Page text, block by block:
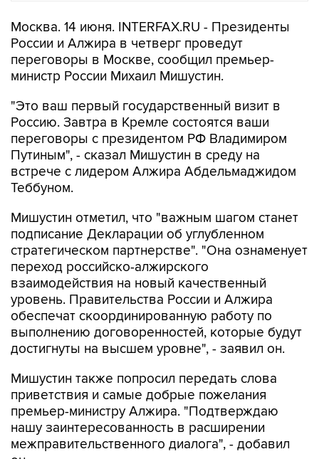
Москва. 14 июня. INTERFAX.RU - Президенты
России и Алжира в четверг проведут
переговоры в Москве, сообщил премьер-
министр России Михаил Мишустин.
"Это ваш первый государственный визит в
Россию. Завтра в Кремле состоятся ваши
переговоры с президентом РФ Владимиром
Путиным", - сказал Мишустин в среду на
встрече с лидером Алжира Абдельмаджидом
Теббуном.
Мишустин отметил, что "важным шагом станет
подписание Декларации об углубленном
стратегическом партнерстве". "Она ознаменует
переход российско-алжирского
взаимодействия на новый качественный
уровень. Правительства России и Алжира
обеспечат скоординированную работу по
выполнению договоренностей, которые будут
достигнуты на высшем уровне", - заявил он.
Мишустин также попросил передать слова
приветствия и самые добрые пожелания
премьер-министру Алжира. "Подтверждаю
нашу заинтересованность в расширении
межправительственного диалога", - добавил